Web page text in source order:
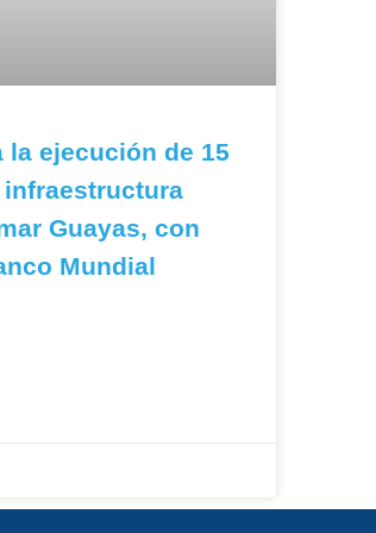
la ejecución de 15
Guayas, con
Mundial